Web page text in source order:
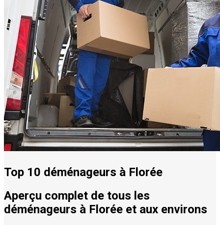
Top 10 déménageurs à Florée
Aperçu complet de tous les
déménageurs à Florée et aux environs